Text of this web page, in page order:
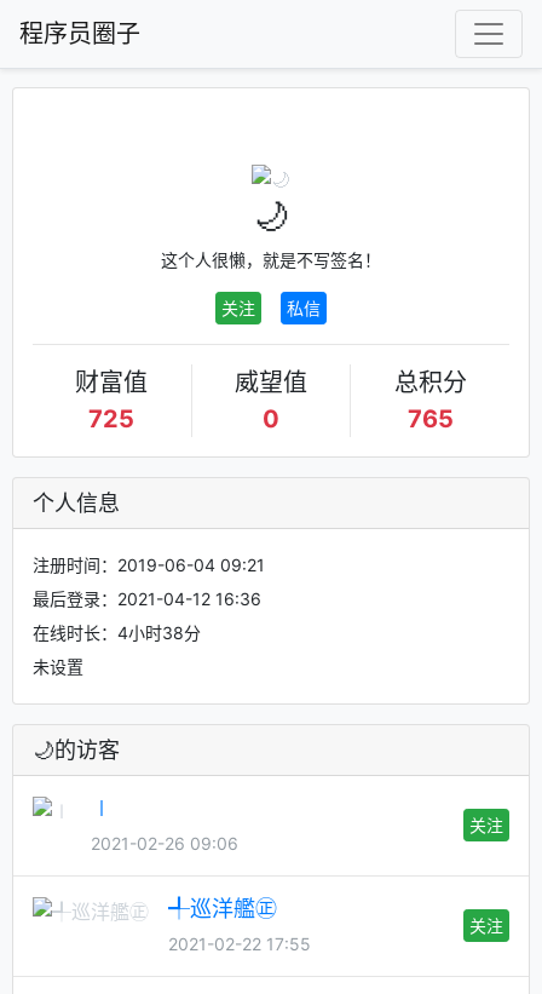
程序员圈子
🌙
这个人很懒，就是不写签名！
关注 私信
财富值
725
威望值
0
总积分
765
个人信息
注册时间：2019-06-04 09:21
最后登录：2021-04-12 16:36
在线时长：4小时38分
未设置
🌙的访客
∣
2021-02-26 09:06
关注
╃巡洋艦㊣
2021-02-22 17:55
关注